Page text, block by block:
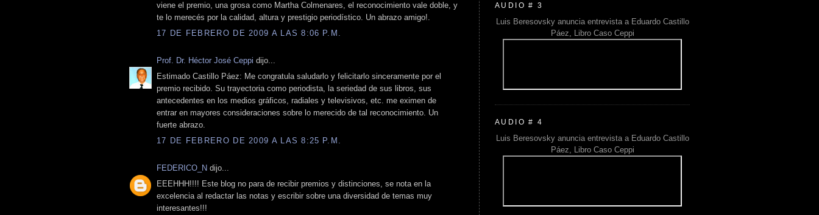
viene el premio, una grosa como Martha Colmenares, el reconocimiento vale doble, y
te lo merecés por la calidad, altura y prestigio periodístico. Un abrazo amigo!.
17 DE FEBRERO DE 2009 A LAS 8:06 P.M.
Prof. Dr. Héctor José Ceppi dijo...
Estimado Castillo Páez: Me congratula saludarlo y felicitarlo sinceramente por el
premio recibido. Su trayectoria como periodista, la seriedad de sus libros, sus
antecedentes en los medios gráficos, radiales y televisivos, etc. me eximen de
entrar en mayores consideraciones sobre lo merecido de tal reconocimiento. Un
fuerte abrazo.
17 DE FEBRERO DE 2009 A LAS 8:25 P.M.
FEDERICO_N dijo...
EEEHHH!!!! Este blog no para de recibir premios y distinciones, se nota en la
excelencia al redactar las notas y escribir sobre una diversidad de temas muy
interesantes!!!
AUDIO # 3
Luis Beresovsky anuncia entrevista a Eduardo Castillo
Páez, Libro Caso Ceppi
AUDIO # 4
Luis Beresovsky anuncia entrevista a Eduardo Castillo
Páez, Libro Caso Ceppi